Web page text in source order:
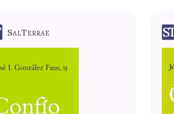
SalTerrae